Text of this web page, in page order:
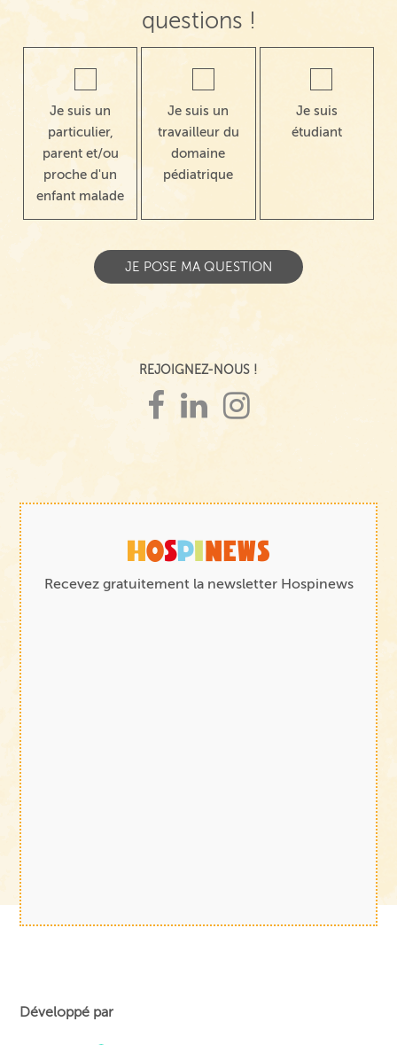
questions !
Je suis un
particulier,
parent et/ou
proche d'un
enfant malade
Je suis un
travailleur du
domaine
pédiatrique
Je suis
étudiant
REJOIGNEZ-NOUS !
Recevez gratuitement la newsletter Hospinews
Développé par